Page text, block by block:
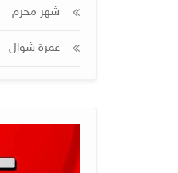
شهر محرم
عمرة شوال